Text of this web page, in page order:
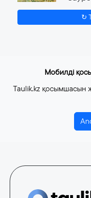
↻
Мобилді
Taulik.kz қосымшасын